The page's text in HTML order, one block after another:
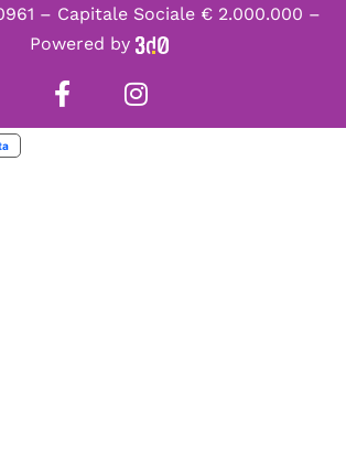
– Capitale Sociale € 2.000.000 –
Powered by